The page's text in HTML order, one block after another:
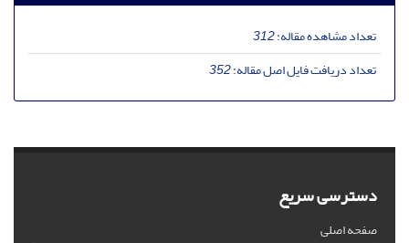
تعداد مشاهده مقاله:312
تعداد دریافت فایل اصل مقاله:352
دسترسی سریع
صفحه اصلی